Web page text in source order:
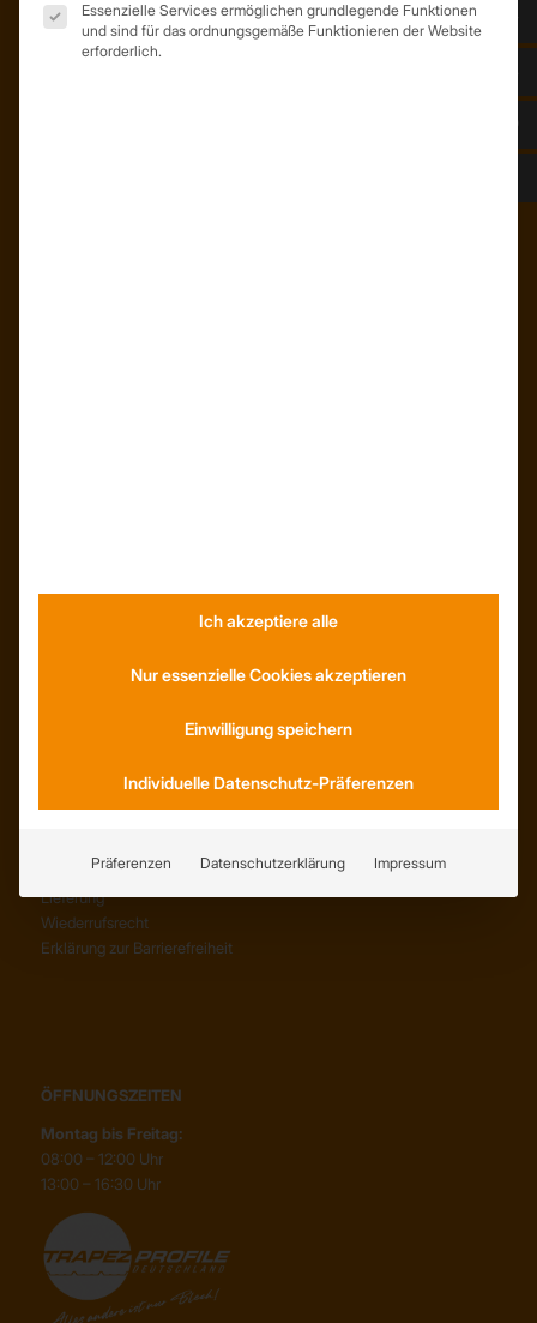
SERVICE
Abholung
Lieferung
Wiederrufsrecht
Erklärung zur Barrierefreiheit
ÖFFNUNGSZEITEN
Montag bis Freitag:
08:00 – 12:00 Uhr
13:00 – 16:30 Uhr
Essenzielle Services ermöglichen grundlegende Funktionen
und sind für das ordnungsgemäße Funktionieren der Website
erforderlich.
Ich akzeptiere alle
Nur essenzielle Cookies akzeptieren
Einwilligung speichern
Individuelle Datenschutz-Präferenzen
Präferenzen Datenschutzerklärung Impressum